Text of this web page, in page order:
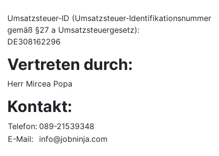
Umsatzsteuer-ID (Umsatzsteuer-Identifikationsnummer
gemäß §27 a Umsatzsteuergesetz):
DE308162296
Vertreten durch:
Herr Mircea Popa
Kontakt:
Telefon: 089-21539348
E-Mail:
info@jobninja.com